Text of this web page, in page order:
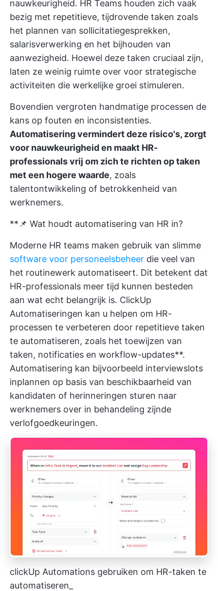
nauwkeurigheid. HR Teams houden zich vaak
bezig met repetitieve, tijdrovende taken zoals
het plannen van sollicitatiegesprekken,
salarisverwerking en het bijhouden van
aanwezigheid. Hoewel deze taken cruciaal zijn,
laten ze weinig ruimte over voor strategische
activiteiten die werkelijke groei stimuleren.
Bovendien vergroten handmatige processen de
kans op fouten en inconsistenties.
Automatisering vermindert deze risico's, zorgt
voor nauwkeurigheid en maakt HR-
professionals vrij om zich te richten op taken
met een hogere waarde, zoals
talentontwikkeling of betrokkenheid van
werknemers.
**📌 Wat houdt automatisering van HR in?
Moderne HR teams maken gebruik van slimme
software voor personeelsbeheer die veel van
het routinewerk automatiseert. Dit betekent dat
HR-professionals meer tijd kunnen besteden
aan wat echt belangrijk is. ClickUp
Automatiseringen kan u helpen om HR-
processen te verbeteren door repetitieve taken
te automatiseren, zoals het toewijzen van
taken, notificaties en workflow-updates**.
Automatisering kan bijvoorbeeld interviewslots
inplannen op basis van beschikbaarheid van
kandidaten of herinneringen sturen naar
werknemers over in behandeling zijnde
verlofgoedkeuringen.
clickUp Automations gebruiken om HR-taken te
automatiseren_